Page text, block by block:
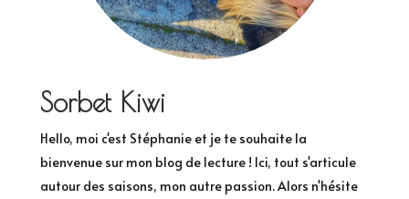
Sorbet Kiwi
Hello, moi c'est Stéphanie et je te souhaite la
bienvenue sur mon blog de lecture ! Ici, tout s'articule
autour des saisons, mon autre passion. Alors n'hésite